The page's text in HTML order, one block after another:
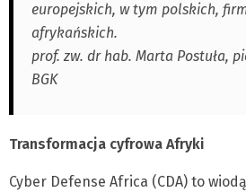
europejskich, w tym polskich,
afrykańskich.
prof. zw. dr hab. Marta Postuła,
BGK
Transformacja cyfrowa Afryki
Cyber Defense Africa (CDA) to